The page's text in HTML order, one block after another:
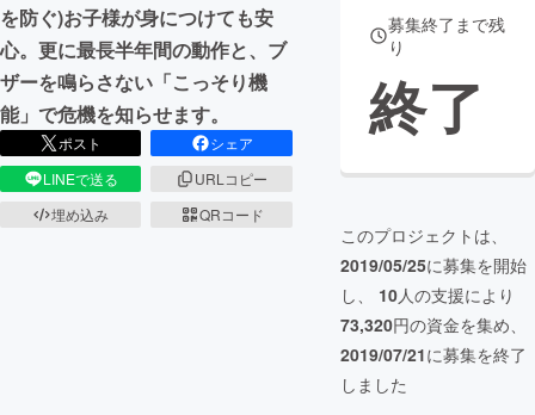
を防ぐ)お子様が身につけても安
心。更に最長半年間の動作と、ブ
ザーを鳴らさない「こっそり機
能」で危機を知らせます。
ポスト
シェア
LINEで送る
URLコピー
埋め込み
QRコード
募集終了まで残
り
終了
このプロジェクトは、
2019/05/25に募集を開始
し、 10人の支援により
73,320円の資金を集め、
2019/07/21に募集を終了
しました